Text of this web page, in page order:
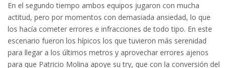
En el segundo tiempo ambos equipos jugaron con mucha
actitud, pero por momentos con demasiada ansiedad, lo que
los hacía cometer errores e infracciones de todo tipo. En este
escenario fueron los hípicos los que tuvieron más serenidad
para llegar a los últimos metros y aprovechar errores ajenos
para que Patricio Molina apoye su try, que con la conversión del